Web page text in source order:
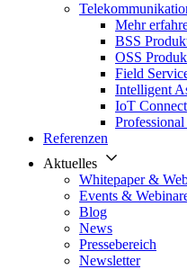
Mehr
BSS
OSS
Field
Intelligent
IoT Connect
Referenzen
Aktuelles
Whitepaper &
Events &
Blog
News
Pressebereich
Newsletter